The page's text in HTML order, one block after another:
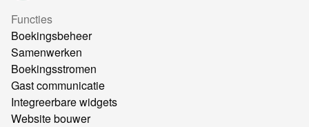
Functies
Boekingsbeheer
Samenwerken
Boekingsstromen
Gast communicatie
Integreerbare widgets
Website bouwer